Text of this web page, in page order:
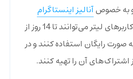
و به خصوصآنالیز اینستاگرام
خوبی ارائه می‌دهد. کاربرهای لیتر می‌توانند تا 14 روز از
صورت رایگان استفاده کنند و در
آن را تهیه کنند.